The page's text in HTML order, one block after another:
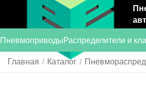
ПневмоприводыРаспределители и
Главная / Каталог /